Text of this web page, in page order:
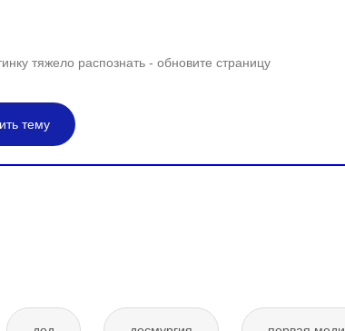
тяжело распознать - обновите страницу
тему